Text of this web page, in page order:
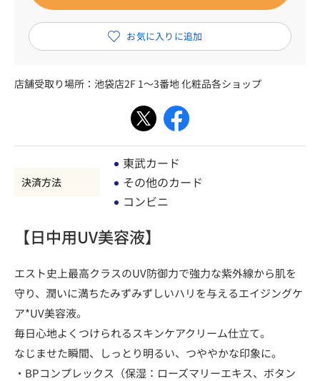
店舗受取り場所： 池袋店2F 1～3番地 化粧品各ショップ
決済方法
東武カード
その他のカード
コンビニ
【日中用UV美容液】
エスト史上最高クラスのUV防御力で強力な紫外線から肌を
守り、潤いに満ちたみずみずしいハリを与えるエイジングケ
ア*UV美容液。
毎日心地よくつけられるスキンケアクリーム仕立て。
なじませた瞬間、しっとり明るい、つややかな印象に。
・BPコンプレックス（保湿：ローズマリーエキス、ボタン